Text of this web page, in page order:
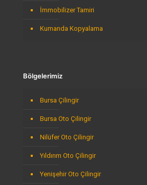
İmmobilizer Tamiri
Kumanda Kopyalama
Bölgelerimiz
Bursa Çilingir
Bursa Oto Çilingir
Nilüfer Oto Çilingir
Yıldırım Oto Çilingir
Yenişehir Oto Çilingir